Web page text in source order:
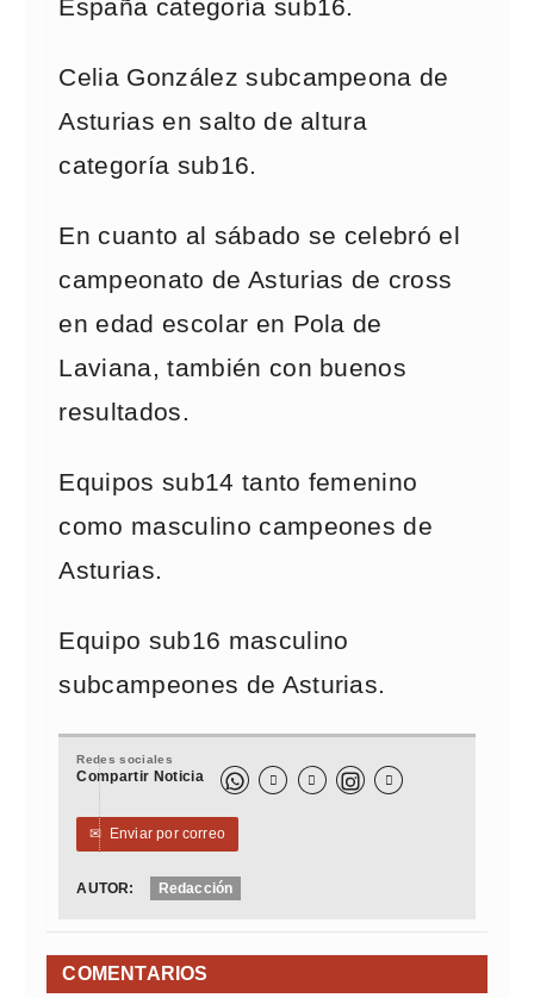
España categoría sub16.
Celia González subcampeona de
Asturias en salto de altura
categoría sub16.
En cuanto al sábado se celebró el
campeonato de Asturias de cross
en edad escolar en Pola de
Laviana, también con buenos
resultados.
Equipos sub14 tanto femenino
como masculino campeones de
Asturias.
Equipo sub16 masculino
subcampeones de Asturias.
Redes sociales
Compartir Noticia   
✉ Enviar por correo
AUTOR: Redacción
COMENTARIOS